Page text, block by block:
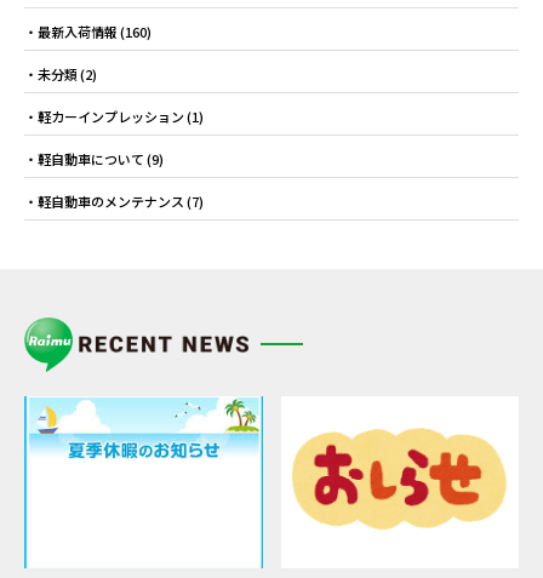
最新入荷情報(160)
未分類(2)
軽カーインプレッション(1)
軽自動車について(9)
軽自動車のメンテナンス(7)